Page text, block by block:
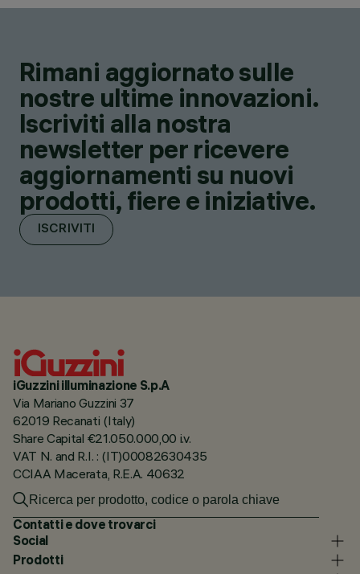
Rimani aggiornato sulle
nostre ultime innovazioni.
Iscriviti alla nostra
newsletter per ricevere
aggiornamenti su nuovi
prodotti, fiere e iniziative.
ISCRIVITI
iGuzzini illuminazione S.p.A
Via Mariano Guzzini 37
62019 Recanati (Italy)
Share Capital €21.050.000,00 i.v.
VAT N. and R.I. : (IT)00082630435
CCIAA Macerata, R.E.A. 40632
Contatti e dove trovarci
Social
Prodotti